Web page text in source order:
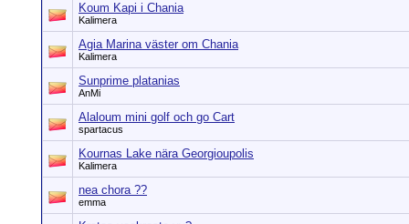
Koum Kapi i Chania
Kalimera
Agia Marina väster om Chania
Kalimera
Sunprime platanias
AnMi
Alaloum mini golf och go Cart
spartacus
Kournas Lake nära Georgioupolis
Kalimera
nea chora ??
emma